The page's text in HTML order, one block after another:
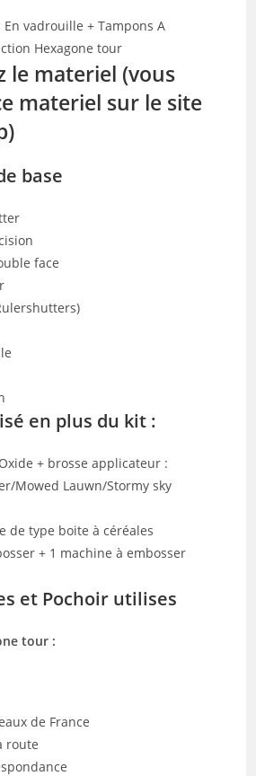
En vadrouille + Tampons A
Hexagone tour
le materiel (vous
materiel sur le site
base
face
en plus du kit :
+ brosse applicateur :
Mowed Lauwn/Stormy sky
de type boite à céréales
+ 1 machine à embosser
et Pochoir utilises
tour :
de France
route